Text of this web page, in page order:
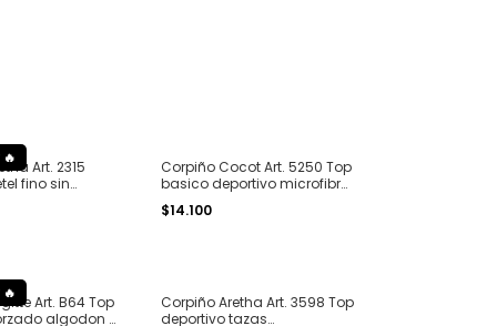
Art. 2315
fino sin
T. S al XL
Corpiño Cocot Art. 5250 Top
basico deportivo microfibra
sin costura seamless T. 1 al
5
$14.100
Art. B64 Top
algodon y
Corpiño Aretha Art. 3598 Top
deportivo tazas